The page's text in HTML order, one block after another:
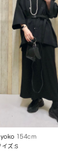
154cm
イズ:S